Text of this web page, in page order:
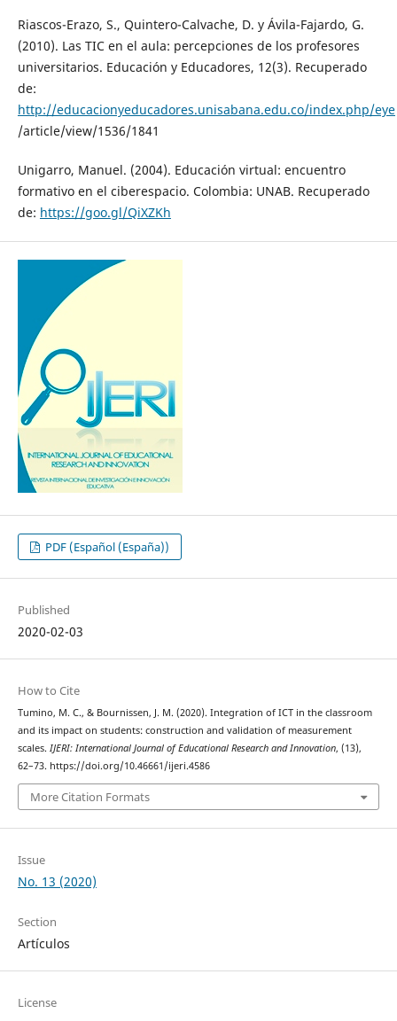
Riascos-Erazo, S., Quintero-Calvache, D. y Ávila-Fajardo, G.
(2010). Las TIC en el aula: percepciones de los profesores
universitarios. Educación y Educadores, 12(3). Recuperado
de:
http://educacionyeducadores.unisabana.edu.co/index.php/eye
/article/view/1536/1841
Unigarro, Manuel. (2004). Educación virtual: encuentro
formativo en el ciberespacio. Colombia: UNAB. Recuperado
de: https://goo.gl/QiXZKh
PDF (Español (España))
Published
2020-02-03
How to Cite
Tumino, M. C., & Bournissen, J. M. (2020). Integration of ICT in the classroom
and its impact on students: construction and validation of measurement
scales. IJERI: International Journal of Educational Research and Innovation, (13),
62–73. https://doi.org/10.46661/ijeri.4586
More Citation Formats
Issue
No. 13 (2020)
Section
Artículos
License